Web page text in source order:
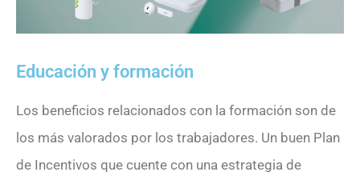
Educación y formación
Los beneficios relacionados con la formación son de
los más valorados por los trabajadores. Un buen Plan
de Incentivos que cuente con una estrategia de